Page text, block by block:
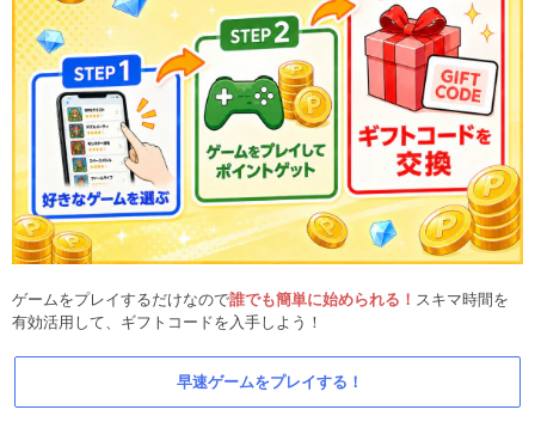
ゲームをプレイするだけなので誰でも簡単に始められる！ スキマ時間を
有効活用して、ギフトコードを入手しよう！
早速ゲームをプレイする！